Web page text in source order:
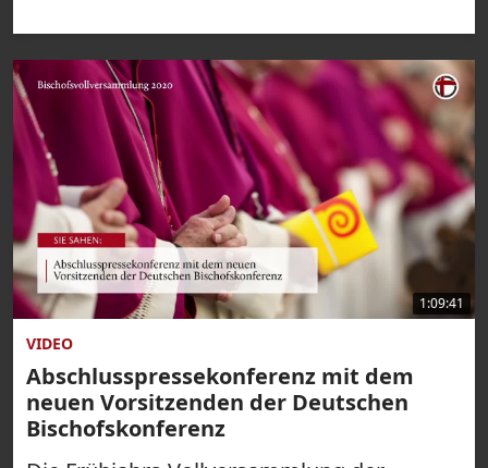
1:09:41
VIDEO
Abschlusspressekonferenz mit dem
neuen Vorsitzenden der Deutschen
Bischofskonferenz